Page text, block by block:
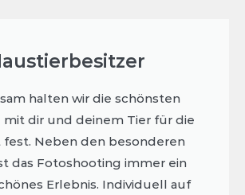
halten wir die schönsten
dir und deinem Tier für die
fest. Neben den besonderen
das Fotoshooting immer ein
Erlebnis. Individuell auf